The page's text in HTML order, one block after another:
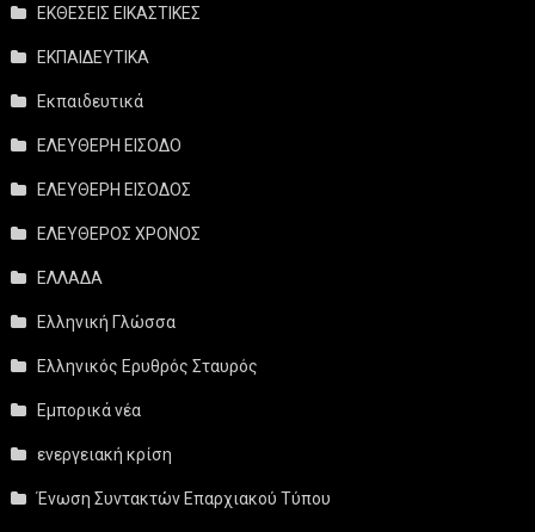
ΕΚΘΕΣΕΙΣ ΕΙΚΑΣΤΙΚΕΣ
ΕΚΠΑΙΔΕΥΤΙΚΑ
Εκπαιδευτικά
ΕΛΕΥΘΕΡΗ ΕΙΣΟΔΟ
ΕΛΕΥΘΕΡΗ ΕΙΣΟΔΟΣ
ΕΛΕΥΘΕΡΟΣ ΧΡΟΝΟΣ
ΕΛΛΑΔΑ
Ελληνική Γλώσσα
Ελληνικός Ερυθρός Σταυρός
Εμπορικά νέα
ενεργειακή κρίση
Ένωση Συντακτών Επαρχιακού Τύπου